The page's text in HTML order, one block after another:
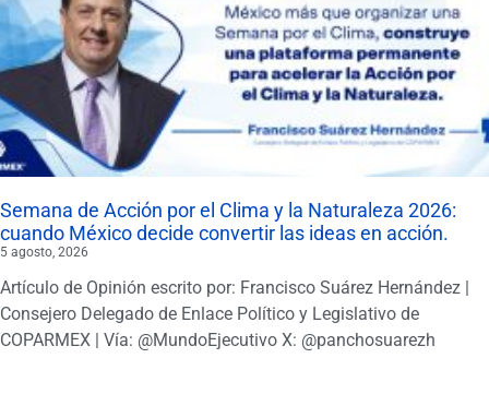
Semana de Acción por el Clima y la Naturaleza 2026:
cuando México decide convertir las ideas en acción.
5 agosto, 2026
Artículo de Opinión escrito por: Francisco Suárez Hernández |
Consejero Delegado de Enlace Político y Legislativo de
COPARMEX | Vía: @MundoEjecutivo X: @panchosuarezh